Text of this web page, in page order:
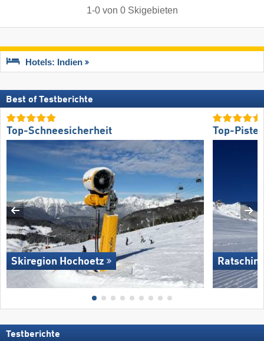
1-0von 0 Skigebieten
Hotels: Indien
Best of Testberichte
Top-Schneesicherheit
Skiregion Hochoetz
Top-
Testberichte